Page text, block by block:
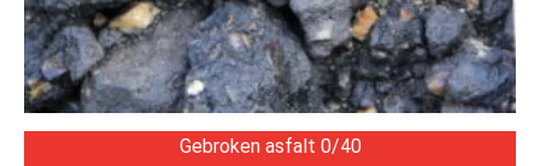
Gebroken asfalt 0/40